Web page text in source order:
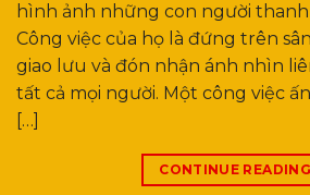
hình ảnh những con người
Công việc của họ là đứng trên
giao lưu và đón nhận ánh nhìn
tất cả mọi người. Một công việc
[…]
CONTINUE READING